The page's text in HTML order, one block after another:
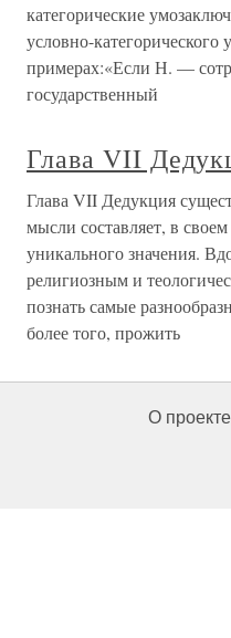
категорические
условно-
примерах:«Если Н. —
государственный
Глава VII
Глава VII Дедукция
мысли составляет, в
уникального значения.
религиозным и
познать самые
более того, прожить
О проекте